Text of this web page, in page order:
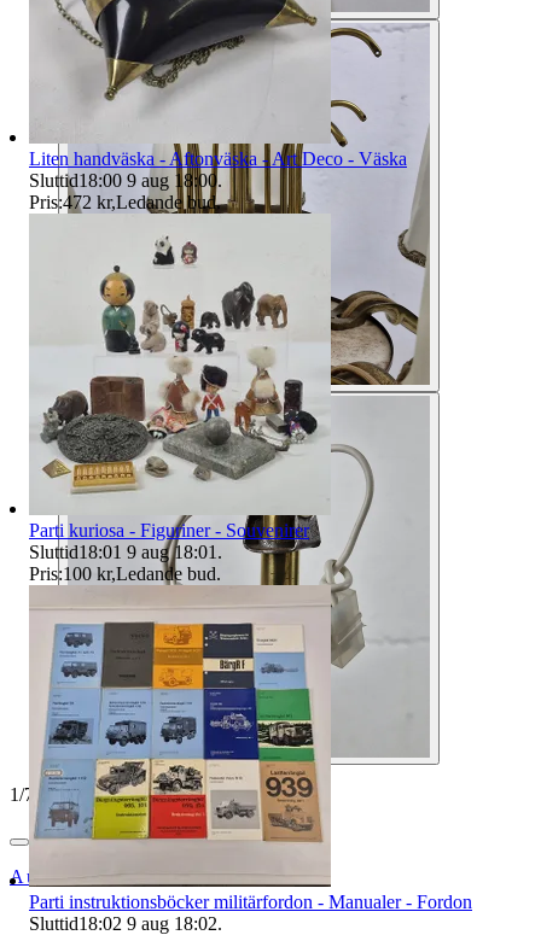
1/7
Auktionsbyra
Liten handväska - Aftonväska - Art Deco - Väska
Sluttid18:00 9 aug 18:00.
Pris:472 kr,Ledande bud.
Parti kuriosa - Figuriner - Souvenirer
Sluttid18:01 9 aug 18:01 .
Pris:100 kr,Ledande bud.
Parti instruktionsböcker militärfordon - Manualer - Fordon
Sluttid18:02 9 aug 18:02.